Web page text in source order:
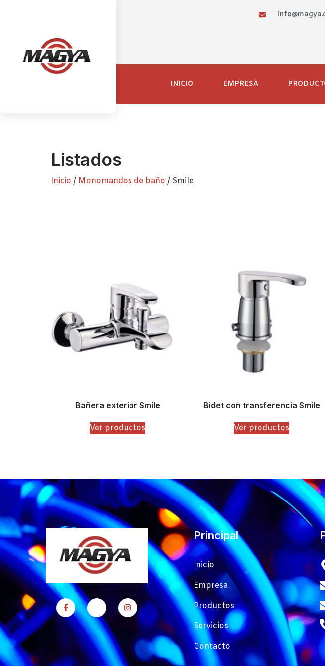
INICIO EMPRESA
Listados
Inicio / Monomandos de baño / Smile
Bañera exterior Smile
Ver productos
Bidet con transferencia Smile
Ver productos
Principal
Inicio
Empresa
Productos
Servicios
Contacto